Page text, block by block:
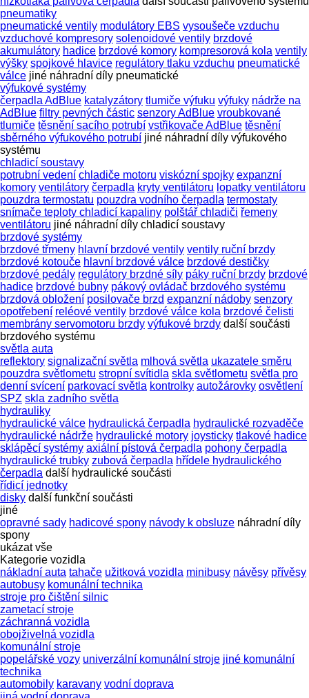
pneumatiky
pneumatické ventily modulátory EBS vysoušeče vzduchu
vzduchové kompresory solenoidové ventily brzdové
akumulátory hadice brzdové komory kompresorová kola ventily
výšky spojkové hlavice regulátory tlaku vzduchu pneumatické
válce jiné náhradní díly pneumatické
výfukové systémy
čerpadla AdBlue katalyzátory tlumiče výfuku výfuky nádrže na
AdBlue filtry pevných částic senzory AdBlue vroubkované
tlumiče těsnění sacího potrubí vstřikovače AdBlue těsnění
sběrného výfukového potrubí jiné náhradní díly výfukového
systému
chladicí soustavy
potrubní vedení chladiče motoru viskózní spojky expanzní
komory ventilátory čerpadla kryty ventilátoru lopatky ventilátoru
pouzdra termostatu pouzdra vodního čerpadla termostaty
snímače teploty chladicí kapaliny polštář chladiči řemeny
ventilátoru jiné náhradní díly chladicí soustavy
brzdové systémy
brzdové třmeny hlavní brzdové ventily ventily ruční brzdy
brzdové kotouče hlavní brzdové válce brzdové destičky
brzdové pedály regulátory brzdné síly páky ruční brzdy brzdové
hadice brzdové bubny pákový ovládač brzdového systému
brzdová obložení posilovače brzd expanzní nádoby senzory
opotřebení reléové ventily brzdové válce kola brzdové čelisti
membrány servomotoru brzdy výfukové brzdy další součásti
brzdového systému
světla auta
reflektory signalizační světla mlhová světla ukazatele směru
pouzdra světlometu stropní svítidla skla světlometu světla pro
denní svícení parkovací světla kontrolky autožárovky osvětlení
SPZ skla zadního světla
hydrauliky
hydraulické válce hydraulická čerpadla hydraulické rozvaděče
hydraulické nádrže hydraulické motory joysticky tlakové hadice
sklápěcí systémy axiální pístová čerpadla pohony čerpadla
hydraulické trubky zubová čerpadla hřídele hydraulického
čerpadla další hydraulické součásti
řídicí jednotky
disky další funkční součásti
jiné
opravné sady hadicové spony návody k obsluze náhradní díly
spony
ukázat vše
Kategorie vozidla
nákladní auta tahače užitková vozidla minibusy návěsy přívěsy
autobusy komunální technika
stroje pro čištění silnic
zametací stroje
záchranná vozidla
obojživelná vozidla
komunální stroje
popelářské vozy univerzální komunální stroje jiné komunální
technika
automobily karavany vodní doprava